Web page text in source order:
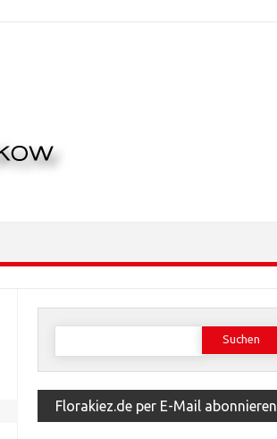
Suchen
Florakiez.de per E-Mail abonnieren